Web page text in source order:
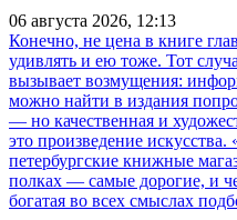
06 августа 2026, 12:13
Конечно, не цена в книге
удивлять и ею тоже. Тот
вызывает возмущения:
можно найти в издания
— но качественная и
это произведение
петербургские книжные
полках — самые дорогие, и
богатая во всех смыслах